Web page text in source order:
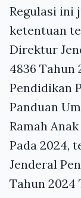
Regulasi ini
ketentuan
Direktur
4836 Tahun
Pendidikan
Panduan
Ramah
Pada 2024,
Jenderal
Tahun 2024